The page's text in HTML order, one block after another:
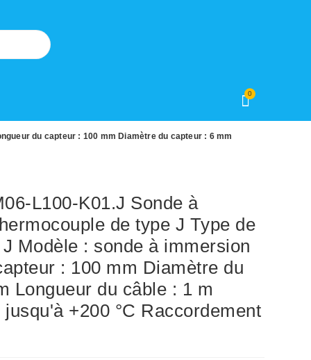
0
du capteur : 100 mm Diamètre du capteur : 6 mm
L100-K01.J Sonde à
de type J Type de
Modèle : sonde à immersion
: 100 mm Diamètre du
Longueur du câble : 1 m
+200 °C Raccordement